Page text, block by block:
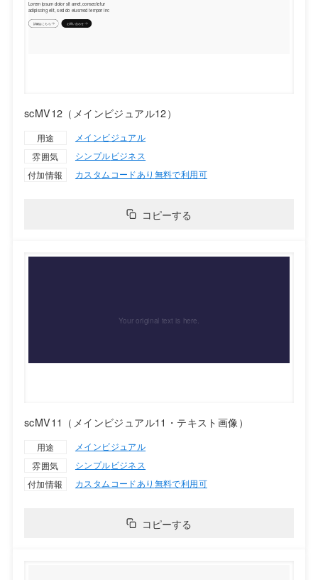
scMV12（メインビジュアル12）
用途
メインビジュアル
雰囲気
シンプルビジネス
付加情報
カスタムコードあり 無料で利用可
コピーする
scMV11（メインビジュアル11・テキスト画像）
用途
メインビジュアル
雰囲気
シンプルビジネス
付加情報
カスタムコードあり 無料で利用可
コピーする